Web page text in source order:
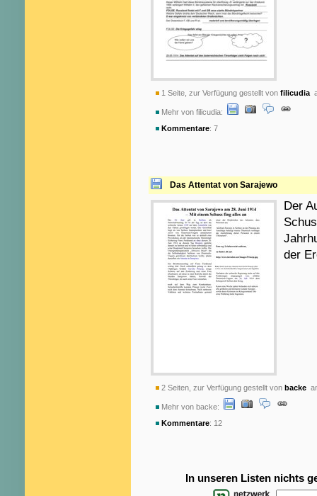
1 Seite, zur Verfügung gestellt von filicudia
Mehr von filicudia:
Kommentare: 7
Das Attentat von Sarajewo
Der
der
2 Seiten, zur Verfügung gestellt von backe
Mehr von backe:
Kommentare: 12
In unseren Listen nichts